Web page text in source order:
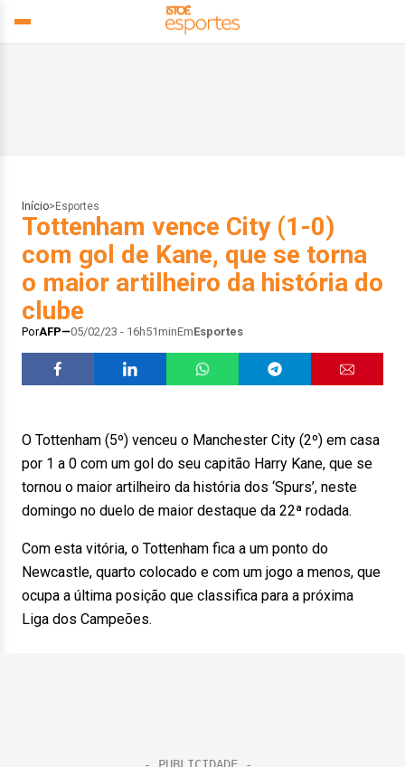
Início> Esportes
Tottenham vence City (1-0)
com gol de Kane, que se torna
o maior artilheiro da história do
clube
PorAFP 05/02/23 - 16h51minEmEsportes
O Tottenham (5º) venceu o Manchester City (2º) em casa
por 1 a 0 com um gol do seu capitão Harry Kane, que se
tornou o maior artilheiro da história dos ‘Spurs’, neste
domingo no duelo de maior destaque da 22ª rodada.
Com esta vitória, o Tottenham fica a um ponto do
Newcastle, quarto colocado e com um jogo a menos, que
ocupa a última posição que classifica para a próxima
Liga dos Campeões.